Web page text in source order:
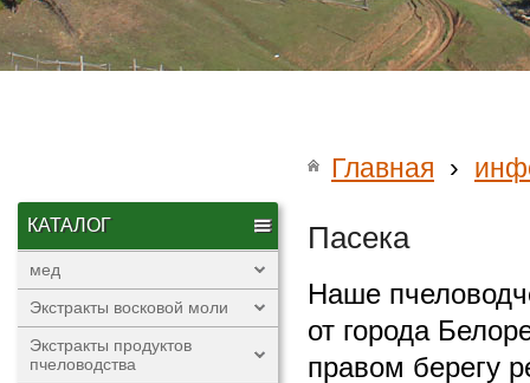
КАТАЛОГ
мед
Экстракты восковой моли
Экстракты продуктов
пчеловодства
Главная ›
Пасека
Наше
от города
правом берегу